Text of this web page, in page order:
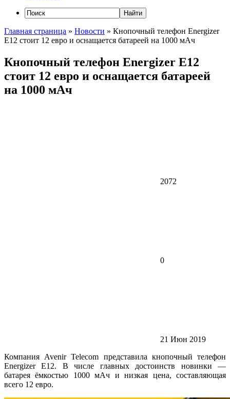
Главная страница » Новости » Кнопочный телефон Energizer
E12 стоит 12 евро и оснащается батареей на 1000 мАч
Кнопочный телефон Energizer E12
стоит 12 евро и оснащается батареей
на 1000 мАч
2072
0
21 Июн 2019
Компания Avenir Telecom представила кнопочный телефон
Energizer E12. В числе главных достоинств новинки —
батарея ёмкостью 1000 мАч и низкая цена, составляющая
всего 12 евро.